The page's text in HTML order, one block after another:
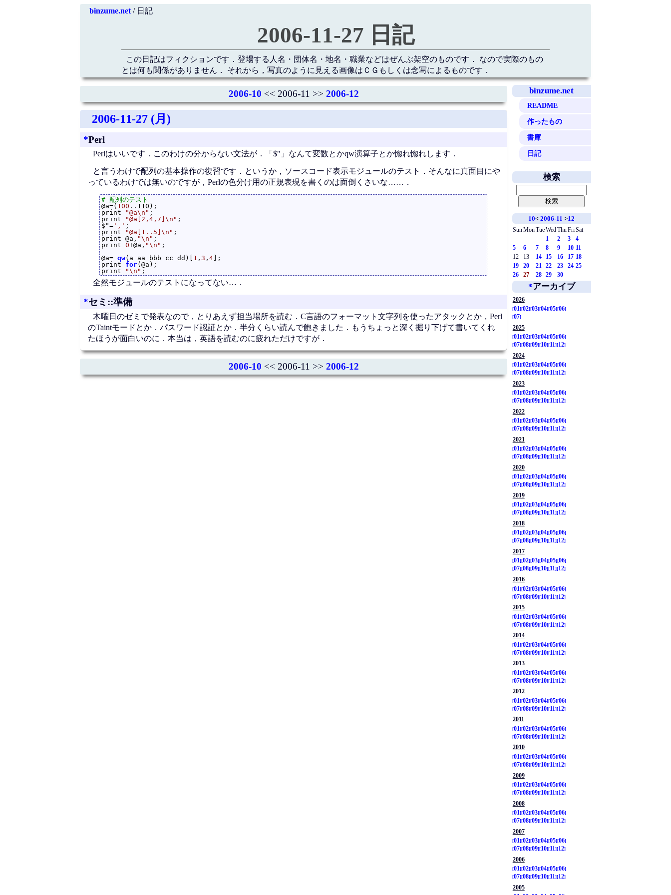
binzume.net/ 日記
2006-11-27 日記
この日記はフィクションです．登場する人名・団体名・地名・職業などはぜんぶ架空のものです． なので実際のもの
とは何も関係がありません． それから，写真のように見える画像はＣＧもしくは念写によるものです．
binzume.net
README
作ったもの
書庫
日記
2006-10 << 2006-11 >> 2006-12
2006-11-27 (月)
*Perl
Perlはいいです．このわけの分からない文法が．「$"」なんて変数とかqw演算子とか惚れ惚れします．
と言うわけで配列の基本操作の復習です．というか，ソースコード表示モジュールのテスト．そんなに真面目にや
っているわけでは無いのですが，Perlの色分け用の正規表現を書くのは面倒くさいな……．
# 配列のテスト
@a=( 100 ..110);
print
"@a\n" ;
print
"@a[2,4,7]\n" ;
$"=',' ;
print
"@a[1..5]\n" ;
print @a, "\n" ;
print 0+@a, "\n" ;
@a= qw(a aa bbb cc dd)[ 1 , 3 , 4];
print for(@a);
print
"\n"
全然モジュールのテストになってない…．
*セミ::準備
木曜日のゼミで発表なので，とりあえず担当場所を読む．C言語のフォーマット文字列を使ったアタックとか，Perl
のTaintモードとか．パスワード認証とか．半分くらい読んで飽きました．もうちょっと深く掘り下げて書いてくれ
たほうが面白いのに．本当は，英語を読むのに疲れただけですが．
2006-10 << 2006-11 >> 2006-12
検索
10<2006-11 >12
SunMonTueWed ThuFriSat
1
2 3
4
5
6 7 8 9 10 11
12
13 14 15 16 17 18
19
20 21 22 23 24 25
26
27 28 29 30
*アーカイブ
2026
01
02 03 04 05 06
07
2025
01
02 03 04 05 06
07 08 09 10 11
12
2024
01
02 03 04 05 06
07 08 09 10 11
12
2023
01
02 03 04 05 06
07 08 09 10 11
12
2022
01
02 03 04 05 06
07 08 09 10 11
12
2021
01
02 03 04 05 06
07 08 09 10 11
12
2020
01
02 03 04 05 06
07 08 09 10 11
12
2019
01
02 03 04 05 06
07 08 09 10 11
12
2018
01 02 03 04 05 06
07 08 09 10 11 12
2017
01 02 03 04 05 06
07 08 09 10 11 12
2016
01
02 03 04 05 06
07 08 09 10 11
12
2015
01
02 03 04 05 06
07 08 09 10 11
12
2014
01
02 03 04 05 06
07 08 09 10 11
12
2013
01
02 03 04 05 06
07 08 09 10 11
12
2012
01
02 03 04 05 06
07 08 09 10 11
12
2011
01
02 03 04 05 06
07 08 09 10 11
12
2010
01
02 03 04 05 06
07 08 09 10 11
12
2009
01
02 03 04 05 06
07 08 09 10 11
12
2008
01
02 03 04 05 06
07 08 09 10 11
12
2007
01
02 03 04 05 06
07 08 09 10 11
12
2006
01
02 03 04 05 06
07 08 09 10 11
12
2005